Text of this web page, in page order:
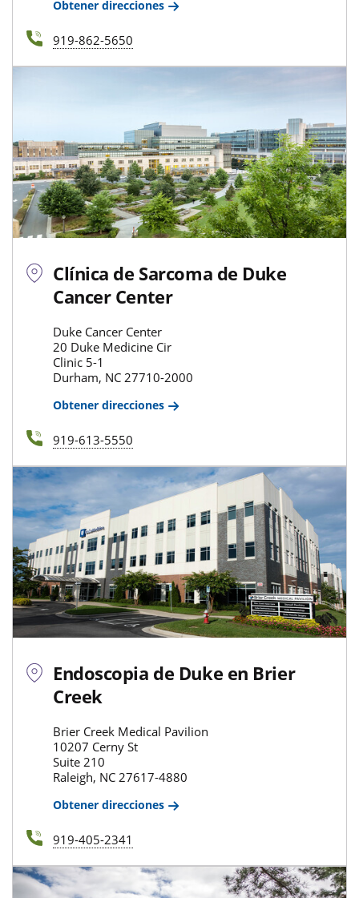
Obtener direcciones
919-862-5650
Clínica de Sarcoma de Duke
Cancer Center
Duke Cancer Center
20 Duke Medicine Cir
Clinic 5-1
Durham, NC 27710-2000
Obtener direcciones
919-613-5550
Endoscopia de Duke en Brier
Creek
Brier Creek Medical Pavilion
10207 Cerny St
Suite 210
Raleigh, NC 27617-4880
Obtener direcciones
919-405-2341